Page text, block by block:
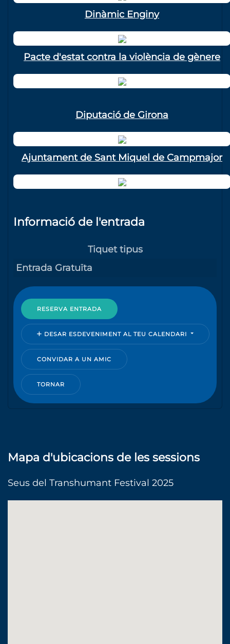
Dinàmic Enginy
Pacte d'estat contra la violència de gènere
Diputació de Girona
Ajuntament de Sant Miquel de Campmajor
Informació de l'entrada
Tiquet tipus
Entrada Gratuïta
RESERVA ENTRADA
DESAR ESDEVENIMENT AL TEU CALENDARI
CONVIDAR A UN AMIC
TORNAR
Mapa d'ubicacions de les sessions
Seus del Transhumant Festival 2025